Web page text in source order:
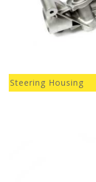
Steering Housing